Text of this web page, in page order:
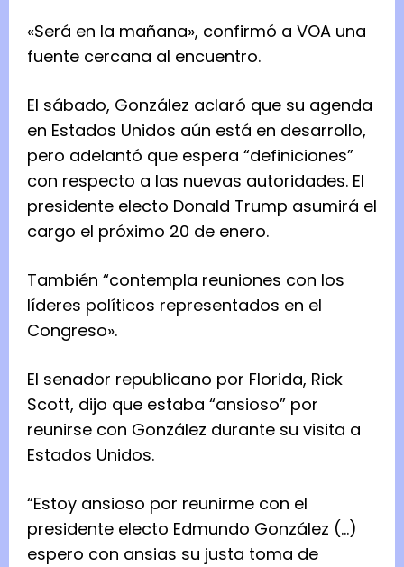
«Será en la mañana», confirmó a VOA una
fuente cercana al encuentro.
El sábado, González aclaró que su agenda
en Estados Unidos aún está en desarrollo,
pero adelantó que espera “definiciones”
con respecto a las nuevas autoridades. El
presidente electo Donald Trump asumirá el
cargo el próximo 20 de enero.
También “contempla reuniones con los
líderes políticos representados en el
Congreso».
El senador republicano por Florida, Rick
Scott, dijo que estaba “ansioso” por
reunirse con González durante su visita a
Estados Unidos.
“Estoy ansioso por reunirme con el
presidente electo Edmundo González (…)
espero con ansias su justa toma de